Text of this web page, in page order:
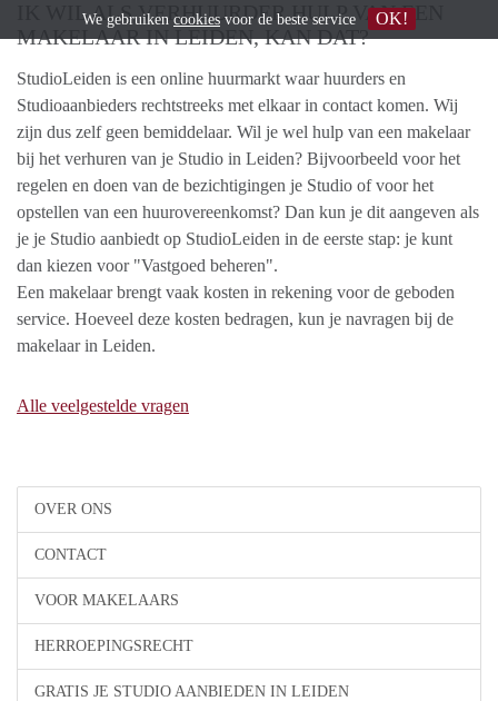
OVER ONS
CONTACT
VOOR MAKELAARS
HERROEPINGSRECHT
GRATIS JE STUDIO AANBIEDEN IN LEIDEN
IK WIL ALS VERHUURDER HULP VAN EEN
MAKELAAR IN LEIDEN, KAN DAT?
StudioLeiden is een online huurmarkt waar huurders en
Studioaanbieders rechtstreeks met elkaar in contact komen. Wij
zijn dus zelf geen bemiddelaar. Wil je wel hulp van een makelaar
bij het verhuren van je Studio in Leiden? Bijvoorbeeld voor het
regelen en doen van de bezichtigingen je Studio of voor het
opstellen van een huurovereenkomst? Dan kun je dit aangeven als
je je Studio aanbiedt op StudioLeiden in de eerste stap: je kunt
dan kiezen voor "Vastgoed beheren".
Een makelaar brengt vaak kosten in rekening voor de geboden
service. Hoeveel deze kosten bedragen, kun je navragen bij de
makelaar in Leiden.
Alle veelgestelde vragen
We gebruiken cookies voor de beste service OK!